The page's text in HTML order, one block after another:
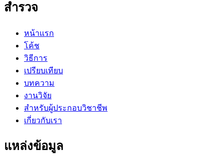
สำรวจ
หน้าแรก
โค้ช
วิธีการ
เปรียบเทียบ
บทความ
งานวิจัย
สำหรับผู้ประกอบวิชาชีพ
เกี่ยวกับเรา
แหล่งข้อมูล